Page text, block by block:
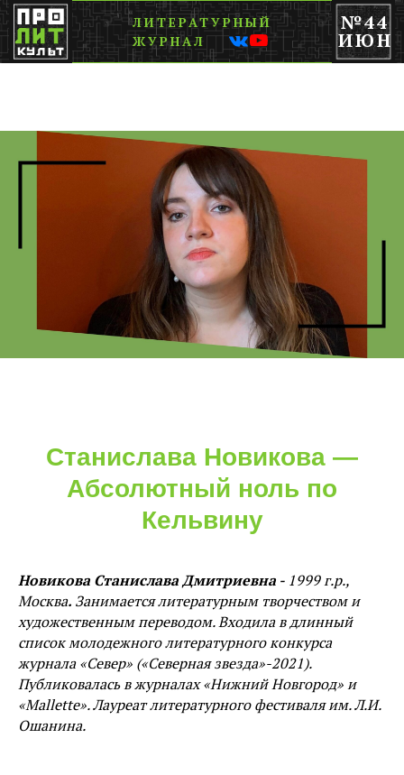
ЛИТЕРАТУРНЫЙ
ЖУРНАЛ
№44
ИЮН
Станислава Новикова —
Абсолютный ноль по
Кельвину
Новикова Станислава Дмитриевна - 1999 г.р.,
Москва. Занимается литературным творчеством и
художественным переводом. Входила в длинный
список молодежного литературного конкурса
журнала «Север» («Северная звезда»-2021).
Публиковалась в журналах «Нижний Новгород» и
«Mallette». Лауреат литературного фестиваля им. Л.И.
Ошанина.